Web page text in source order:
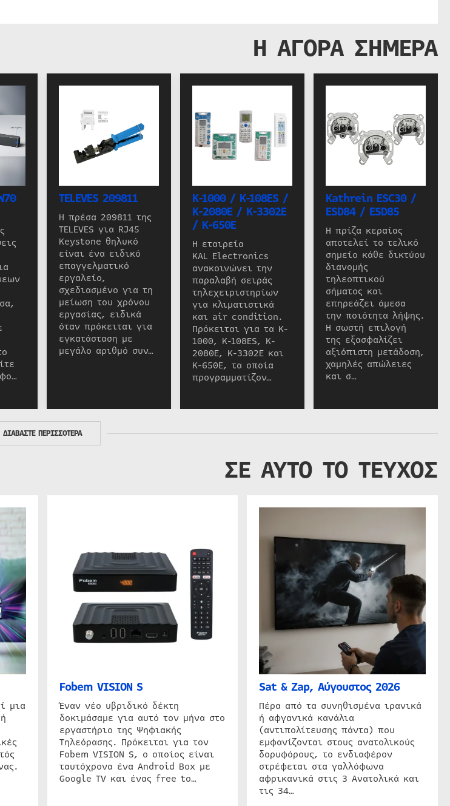
Η ΑΓΟΡΑ ΣΗΜΕΡΑ
TELEVES 209811
Η πρέσα 209811 της
TELEVES για RJ45
Keystone θηλυκό
είναι ένα ειδικό
επαγγελματικό
εργαλείο,
σχεδιασμένο για τη
μείωση του χρόνου
εργασίας, ειδικά
όταν πρόκειται για
εγκατάσταση με
μεγάλο αριθμό συν…
K-1000 / K-108ES /
K-2080E / K-3302E
/ K-650E
Η εταιρεία
KAL Electronics
ανακοινώνει την
παραλαβή σειράς
τηλεχειριστηρίων
για κλιματιστικά
και air condition.
Πρόκειται για τα K-
1000, K-108ES, K-
2080E, K-3302E και
K-650E, τα οποία
προγραμματίζον…
Kathrein ESC30 /
ESD84 / ESD85
Η πρίζα κεραίας
αποτελεί το τελικό
σημείο κάθε δικτύου
διανομής
τηλεοπτικού
σήματος και
επηρεάζει άμεσα
την ποιότητα λήψης.
Η σωστή επιλογή
της εξασφαλίζει
αξιόπιστη μετάδοση,
χαμηλές απώλειες
και σ…
ΔΙΑΒΑΣΤΕ ΠΕΡΙΣΣΟΤΕΡΑ
ΣΕ ΑΥΤΟ ΤΟ ΤΕΥΧΟΣ
μια
Fobem VISION S
Έναν νέο υβριδικό δέκτη
δοκιμάσαμε για αυτό τον μήνα στο
εργαστήριο της Ψηφιακής
Τηλεόρασης. Πρόκειται για τον
Fobem VISION S, ο οποίος είναι
ταυτόχρονα ένα Android Box με
Google TV και ένας free to…
Sat & Zap, Αύγουστος 2026
Πέρα από τα συνηθισμένα ιρανικά
ή αφγανικά κανάλια
(αντιπολίτευσης πάντα) που
εμφανίζονται στους ανατολικούς
δορυφόρους, το ενδιαφέρον
στρέφεται στα γαλλόφωνα
αφρικανικά στις 3 Ανατολικά και
τις 34…